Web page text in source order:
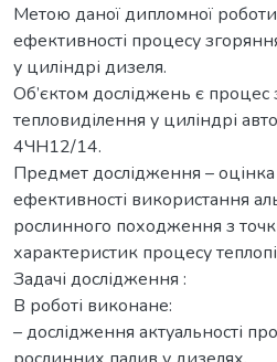
Метою даної дипломної
ефективності процесу
у циліндрі дизеля.
Об’єктом досліджень є процес
тепловиділення у циліндрі
4ЧН12/14.
Предмет дослідження – оцінка
ефективності використання
рослинного походження з
характеристик процесу
Задачі дослідження :
В роботі виконане:
– дослідження актуальності